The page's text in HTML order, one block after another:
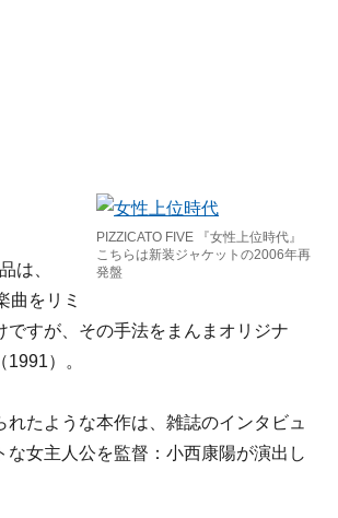
PIZZICATO FIVE 『女性上位時代』
こちらは新装ジャケットの2006年再
発盤
は、
曲をリミ
すが、その手法をまんまオリジナ
）。
たような本作は、雑誌のインタビュ
女主人公を監督：小西康陽が演出し